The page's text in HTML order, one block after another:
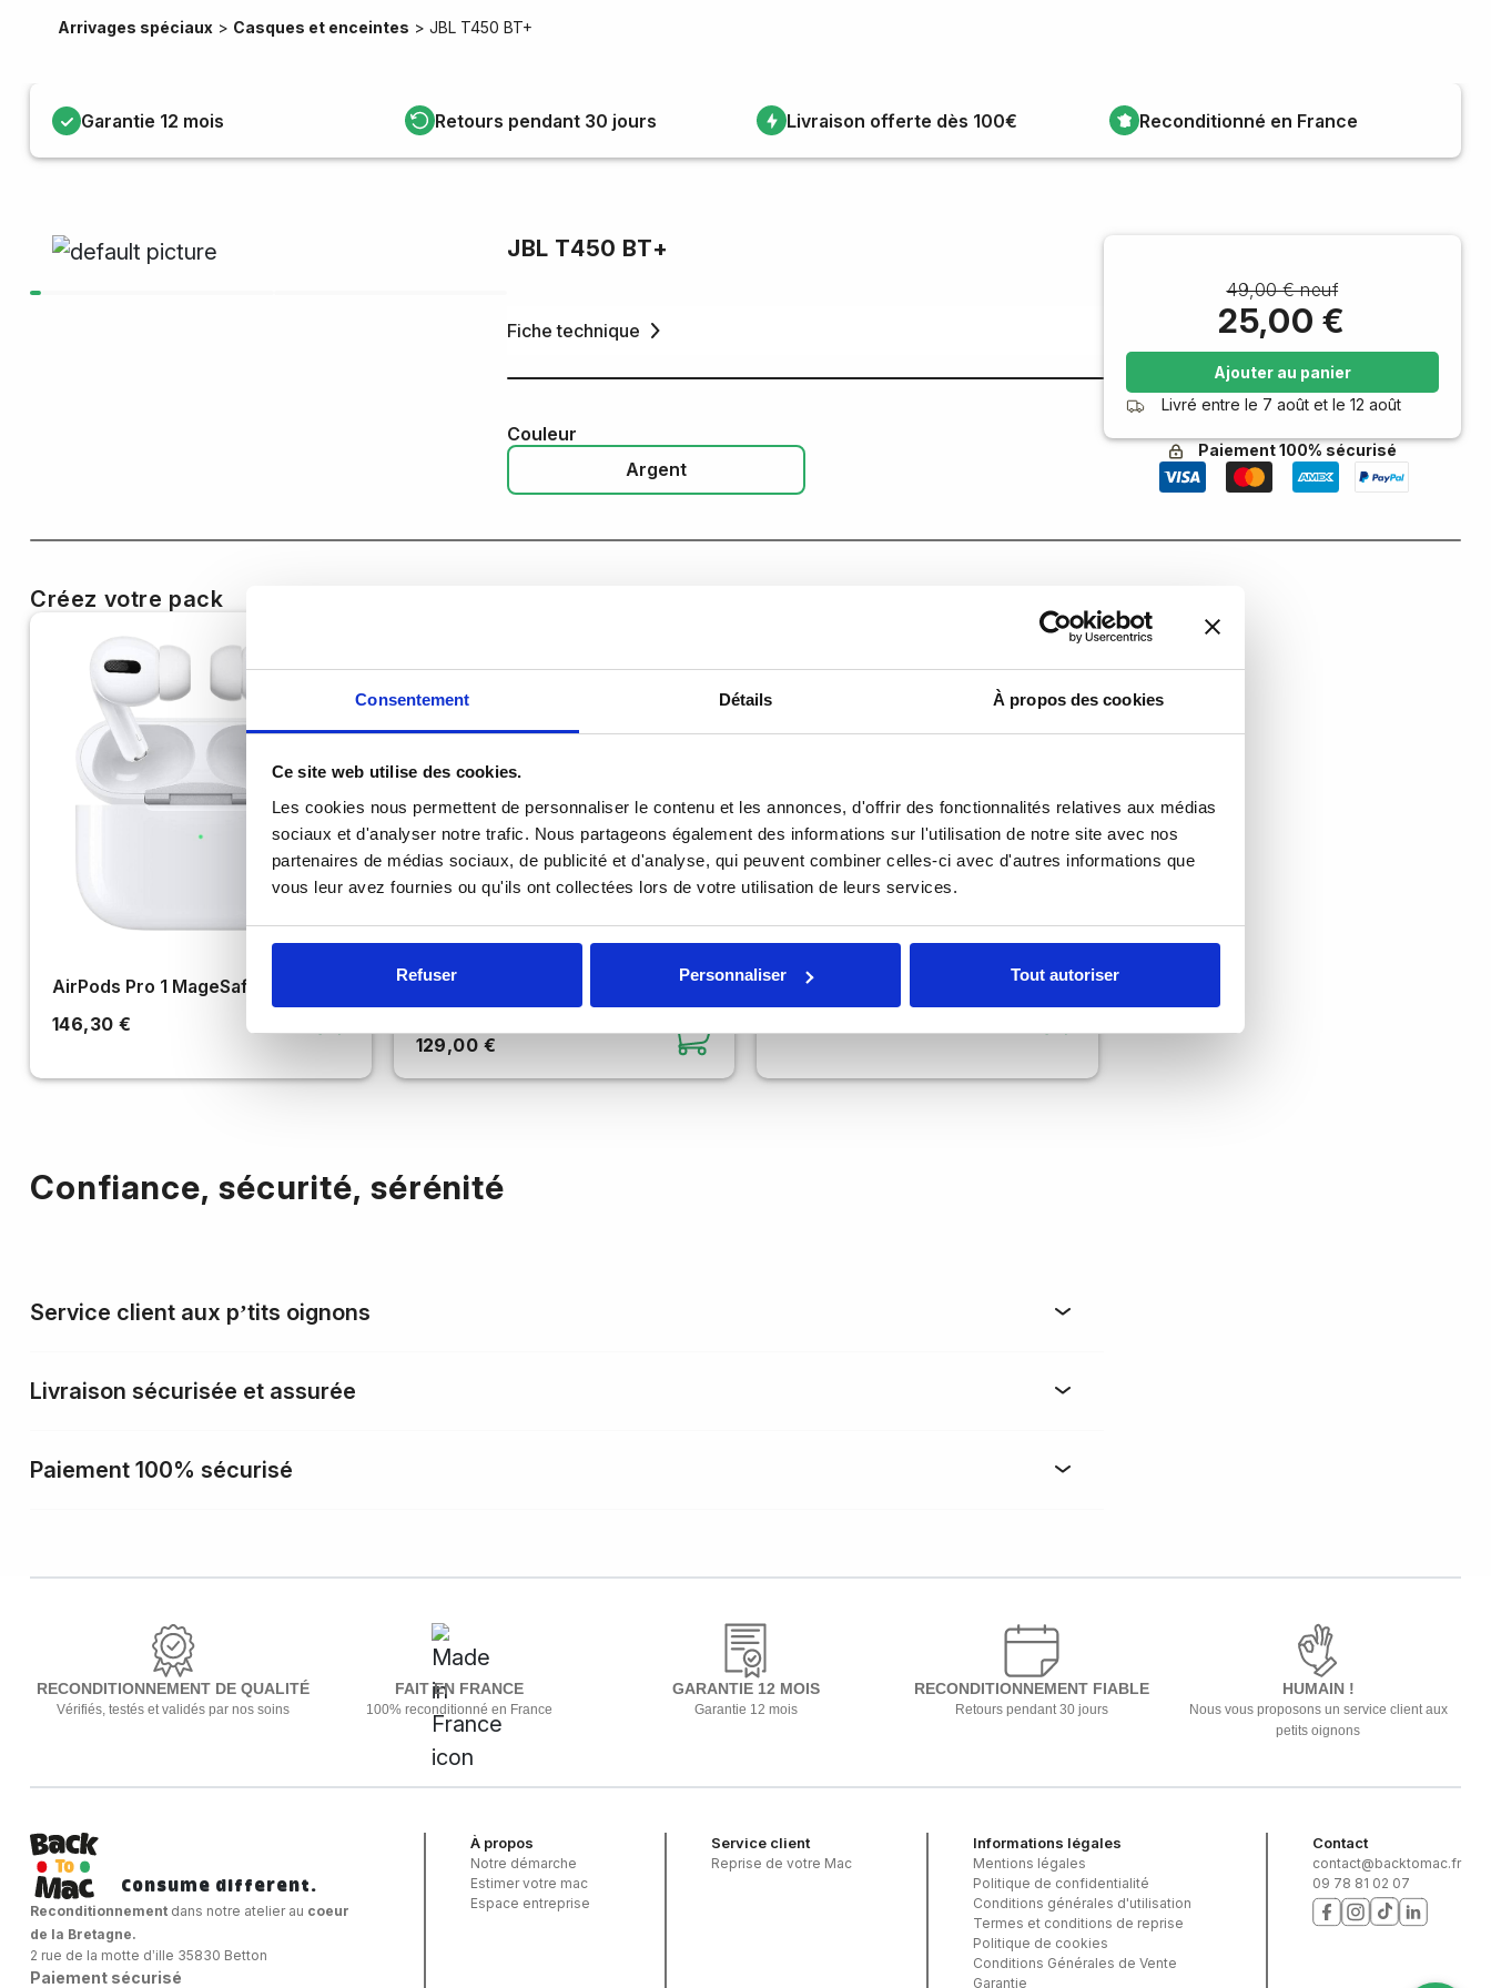
Consentement Détails À propos des cookies
Ce site web utilise des cookies.
Les cookies nous permettent de personnaliser le contenu et les annonces, d'offrir des fonctionnalités relatives aux médias
sociaux et d'analyser notre trafic. Nous partageons également des informations sur l'utilisation de notre site avec nos
partenaires de médias sociaux, de publicité et d'analyse, qui peuvent combiner celles-ci avec d'autres informations que
vous leur avez fournies ou qu'ils ont collectées lors de votre utilisation de leurs services.
Refuser Personnaliser Tout autoriser
Arrivages spéciaux > Casques et enceintes > JBL T450 BT+
Garantie 12 mois Retours pendant 30 jours Livraison offerte dès 100€ Reconditionné en France
JBL T450 BT+
Fiche technique
Couleur
Argent
49,00 € neuf
25,00 €
Ajouter au panier
Livré entre le 7 aoûtet le 12 août
Paiement 100% sécurisé
Créez votre pack
AirPods Pro 1 MageSafe
146,30 €
Magic Keyboard sans fil avec
pavé numérique
129,00 €
Magic Mouse 2
Confiance, sécurité, sérénité
Service client aux p’tits oignons
Livraison sécurisée et assurée
Paiement 100% sécurisé
RECONDITIONNEMENT DE QUALITÉ
Vérifiés, testés et validés par nos soins
FAIT EN FRANCE
100% reconditionné en France
GARANTIE 12 MOIS
Garantie 12 mois
RECONDITIONNEMENT FIABLE
Retours pendant 30 jours
HUMAIN !
Nous vous proposons un service client aux
petits oignons
Consume different.
Reconditionnement dans notre atelier au coeur
de la Bretagne.
2 rue de la motte d’ille 35830 Betton
Paiement sécurisé
À propos
Notre démarche
Estimer votre mac
Espace entreprise
Service client
Reprise de votre Mac
Informations légales
Mentions légales
Politique de confidentialité
Conditions générales d'utilisation
Termes et conditions de reprise
Politique de cookies
Conditions Générales de Vente
Garantie
Contact
contact@backtomac.fr
09 78 81 02 07